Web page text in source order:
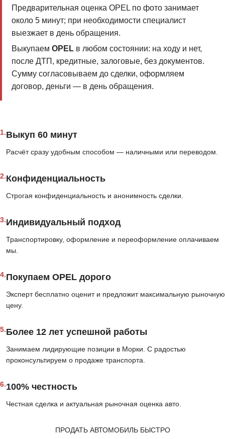
Предварительная оценка OPEL по фото занимает
около 5 минут; при необходимости специалист
выезжает в день обращения.
Выкупаем OPELв любом состоянии: на ходу и нет,
после ДТП, кредитные, залоговые, без документов.
Сумму согласовываем до сделки, оформляем
договор, деньги — в день обращения.
1.Выкуп 60 минут
Расчёт сразу удобным способом — наличными или переводом.
2.Конфиденциальность
Строгая конфиденциальность и анонимность сделки.
3.Индивидуальный подход
Транспортировку, оформление и переоформление оплачиваем
мы.
4.Покупаем OPEL дорого
Эксперт бесплатно оценит и предложит максимальную рыночную
цену.
5.Более 12 лет успешной работы
Занимаем лидирующие позиции в Морки. С радостью
проконсультируем о продаже транспорта.
6.100% честность
Честная сделка и актуальная рыночная оценка авто.
ПРОДАТЬ АВТОМОБИЛЬ БЫСТРО